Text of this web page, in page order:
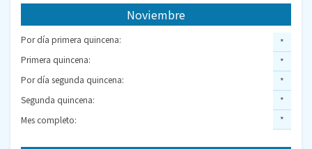
Noviembre
Por día primera quincena:
Primera quincena:
Por día segunda quincena:
Segunda quincena:
Mes completo:
*
*
*
*
*